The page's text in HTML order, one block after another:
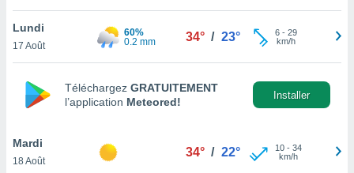
le
ainsi
un
la
du
Lundi
17 Août
60%
0.2 mm
34° / 23° 6- 29
km/h
Téléchargez GRATUITEMENT
l’application Meteored!
Installer
Mardi
18 Août
34° / 22° 10- 34
km/h